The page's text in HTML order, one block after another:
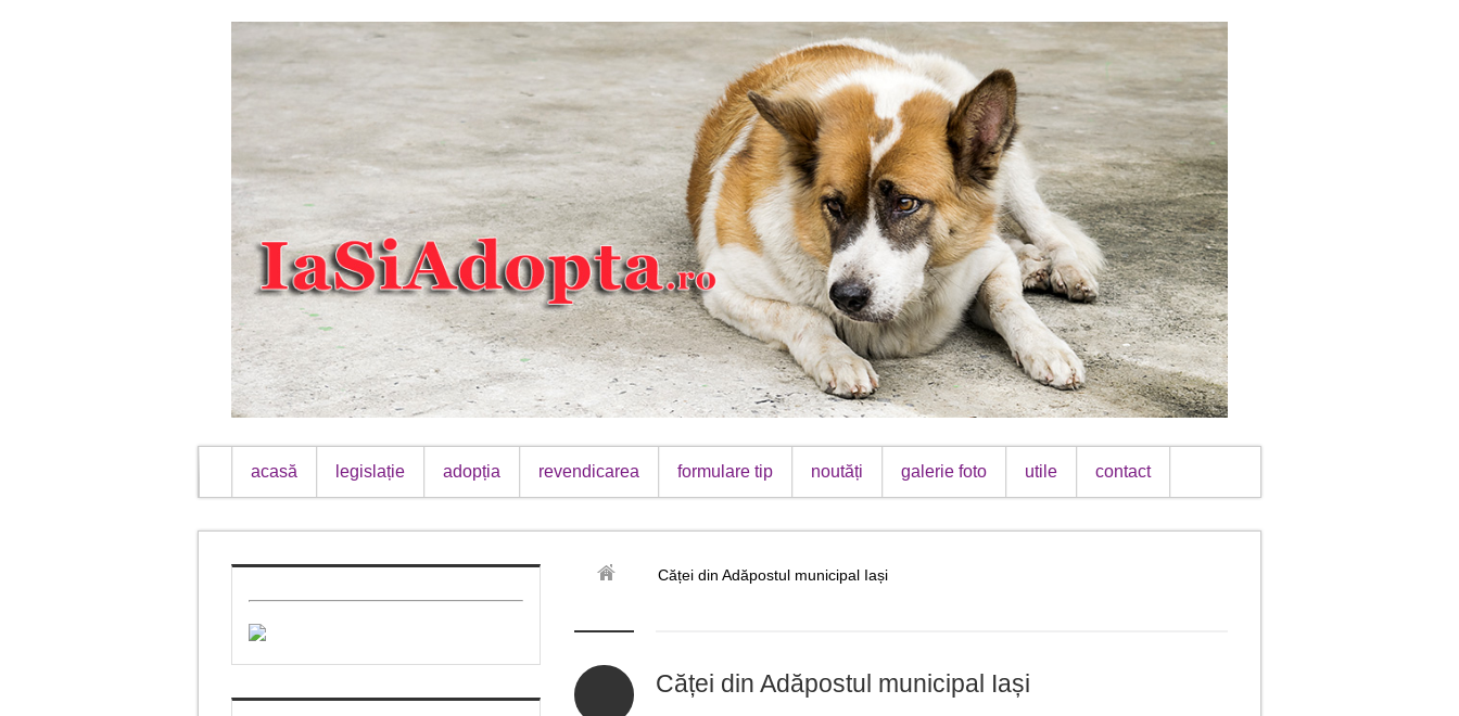
acasă legislație adopția revendicarea formulare tip noutăți galerie foto utile contact
Căței din Adăpostul municipal Iași
Căței din Adăpostul municipal Iași